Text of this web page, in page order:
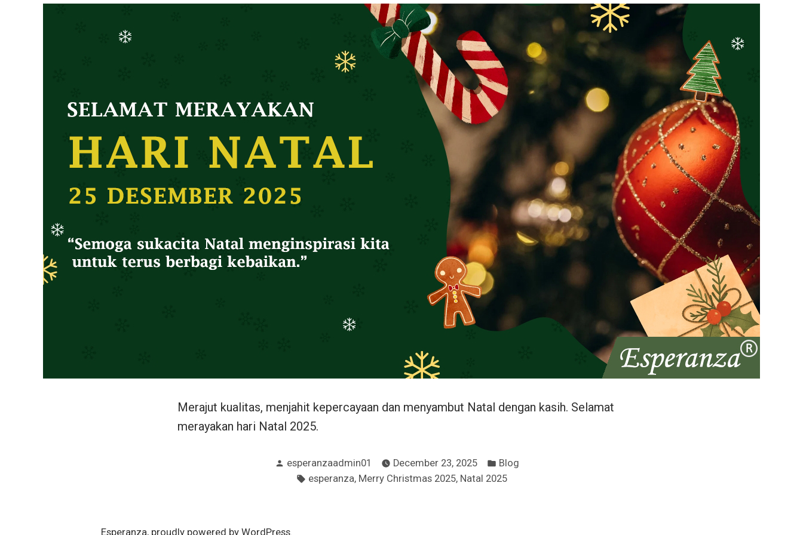
Merajut kualitas, menjahit kepercayaan dan menyambut Natal dengan kasih. Selamat
merayakan hari Natal 2025.
Posted
esperanzaadmin01 December 23, 2025
Posted
in
Blog
Tags:
esperanza, Merry Christmas 2025, Natal 2025
Esperanza, proudly powered by WordPress.